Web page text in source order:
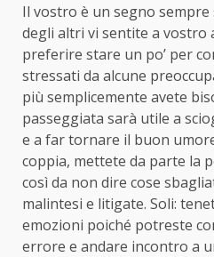
Il vostro è un segno
degli altri vi sentite a vostro
preferire stare un po’ per
stressati da alcune
più semplicemente avete
passeggiata sarà utile a
e a far tornare il buon
coppia, mettete da parte la
così da non dire cose
malintesi e litigate. Soli:
emozioni poiché potreste
errore e andare incontro a